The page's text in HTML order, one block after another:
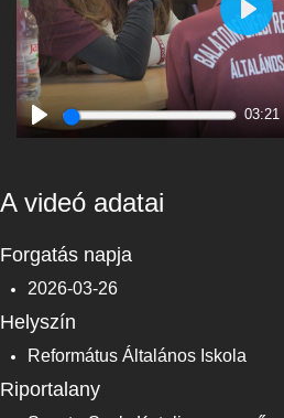
Play
03:21
Play
A videó adatai
Forgatás napja
2026-03-26
Helyszín
Református Általános Iskola
Riportalany